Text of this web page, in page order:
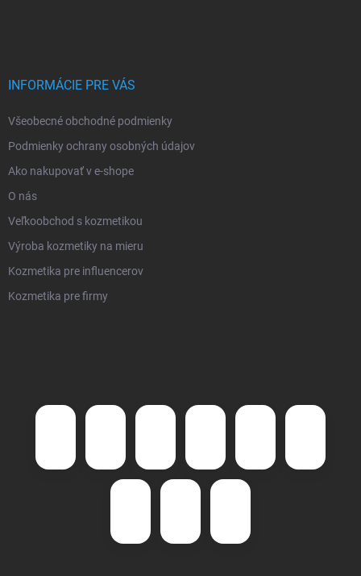
INFORMÁCIE PRE VÁS
Všeobecné obchodné podmienky
Podmienky ochrany osobných údajov
Ako nakupovať v e-shope
O nás
Veľkoobchod s kozmetikou
Výroba kozmetiky na mieru
Kozmetika pre influencerov
Kozmetika pre firmy